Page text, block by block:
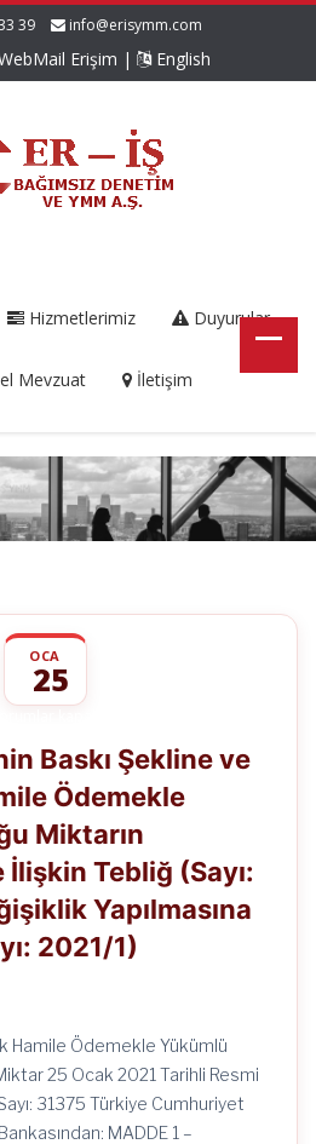
39 info@erisymm.com
Erişim | English
Hizmetlerimiz Duyurular
Mevzuat İletişim
OCA
25
Baskı
ve
Hamile
Ödemekle
Yükümlü
Olduğu
Miktarın
Belirlenmesine
İlişkin
Değişiklik
Yapılmasına
Dair
Tebliğ
(Sayı:
Baskı Şekline ve
Ödemekle
Miktarın
Tebliğ (Sayı:
Yapılmasına
2021/1)
Hamile Ödemekle Yükümlü
25 Ocak 2021 Tarihli Resmi
31375 Türkiye Cumhuriyet
MADDE 1 –